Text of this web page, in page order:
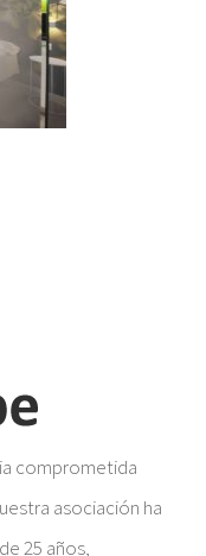
comprometida
asociación ha
25 años,